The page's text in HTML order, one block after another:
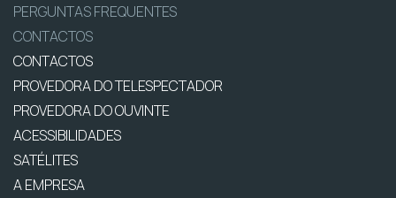
PERGUNTAS FREQUENTES
CONTACTOS
CONTACTOS
PROVEDORA DO TELESPECTADOR
PROVEDORA DO OUVINTE
ACESSIBILIDADES
SATÉLITES
A EMPRESA